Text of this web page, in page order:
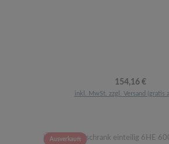
Regulärer Preis:
154,16 €
inkl. MwSt. zzgl. Versand (gratis
Ausverkauft